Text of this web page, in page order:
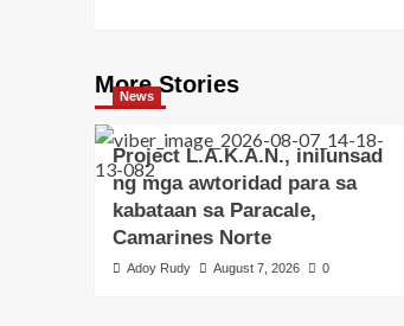
More Stories
News
Project L.A.K.A.N., inilunsad
ng mga awtoridad para sa
kabataan sa Paracale,
Camarines Norte
Adoy Rudy August 7, 2026 0